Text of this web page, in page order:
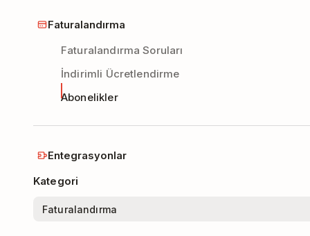
Faturalandırma
Faturalandırma Soruları
İndirimli Ücretlendirme
Abonelikler
Entegrasyonlar
Kategori